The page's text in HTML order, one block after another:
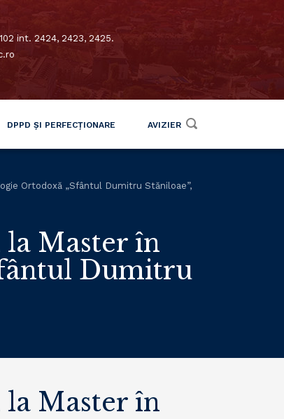
int. 2424, 2423, 2425.
DPPD ȘI PERFECȚIONARE AVIZIER
Ortodoxă „Sfântul Dumitru Stăniloae”,
Master în
Dumitru
Master în